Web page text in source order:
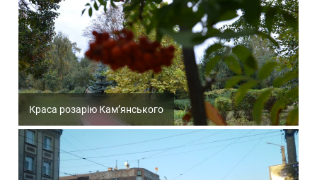
Краса розарію Кам’янського